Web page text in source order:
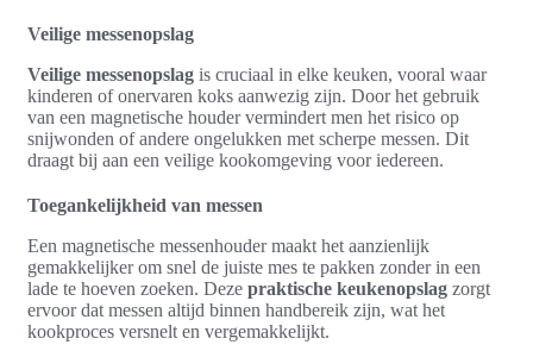
Veilige messenopslag
Veilige messenopslag is cruciaal in elke keuken, vooral waar
kinderen of onervaren koks aanwezig zijn. Door het gebruik
van een magnetische houder vermindert men het risico op
snijwonden of andere ongelukken met scherpe messen. Dit
draagt bij aan een veilige kookomgeving voor iedereen.
Toegankelijkheid van messen
Een magnetische messenhouder maakt het aanzienlijk
gemakkelijker om snel de juiste mes te pakken zonder in een
lade te hoeven zoeken. Deze praktische keukenopslag zorgt
ervoor dat messen altijd binnen handbereik zijn, wat het
kookproces versnelt en vergemakkelijkt.